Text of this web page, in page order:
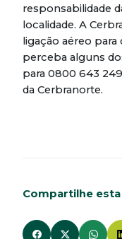
responsabilidade
localidade. A
ligação aéreo para
perceba alguns
para 0800 643
da Cerbranorte.
Compartilhe